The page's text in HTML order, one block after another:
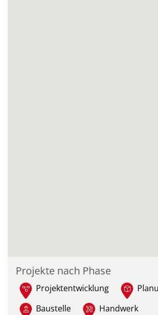
Projekte nach Phase
Projektentwicklung
Baustelle
Handwerk